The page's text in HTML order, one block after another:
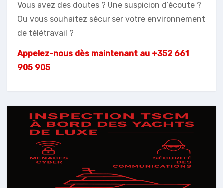
Vous avez des doutes ? Une suspicion d’écoute ?
Ou vous souhaitez sécuriser votre environnement
de télétravail ?
Appelez-nous dès maintenant au +352 661
905 905